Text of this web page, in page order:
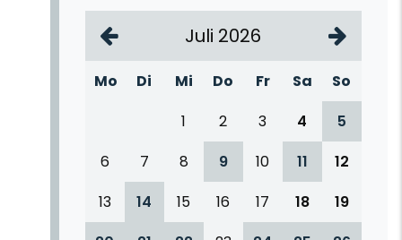
Juli 2026
Mo Di Mi Do Fr Sa
So
1
2 3 4
5
6
7 8 9 10 11
12
13
14 15 16 17 18
19